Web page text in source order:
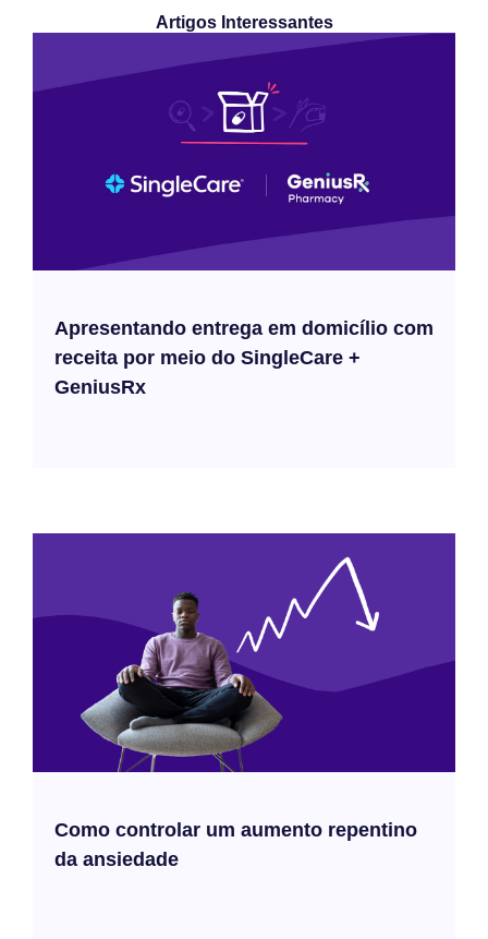
Artigos Interessantes
Apresentando entrega em domicílio com
receita por meio do SingleCare +
GeniusRx
Como controlar um aumento repentino
da ansiedade